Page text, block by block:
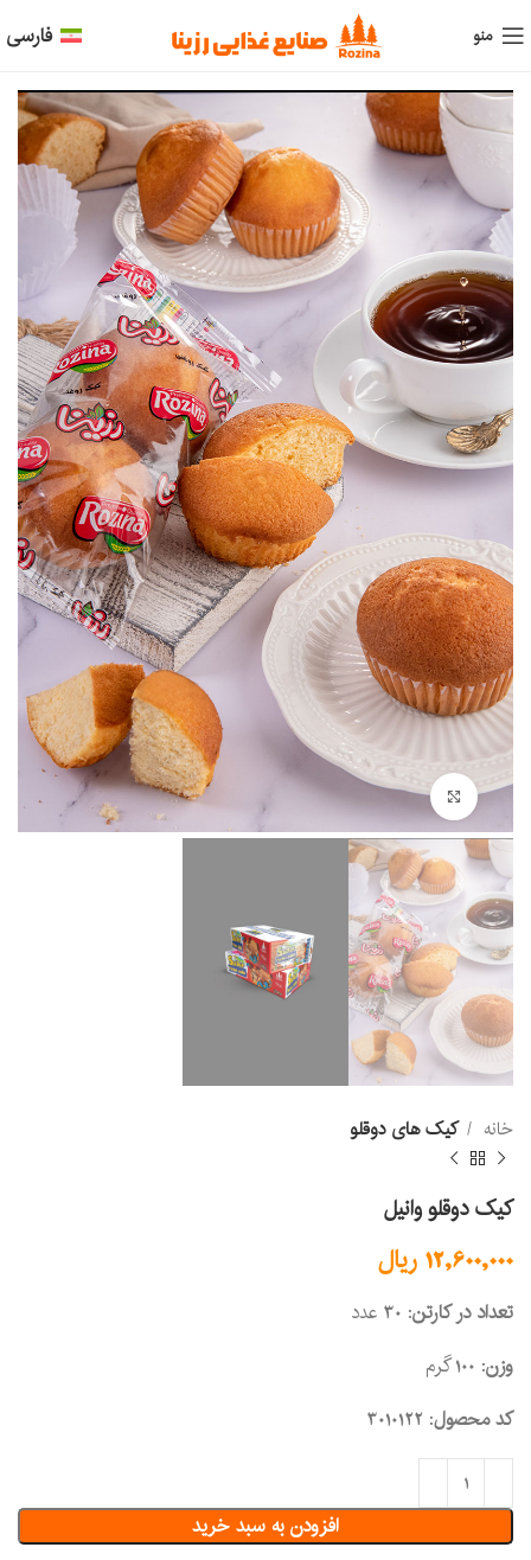
منو فارسی
بزرگنمایی تصویر
خانه کیک های دوقلو
کیک دوقلو وانیل
12,600,000 ریال
تعداد در کارتن: 30 عدد
وزن: 100 گرم
کد محصول: 3010122
افزودن به سبد خرید